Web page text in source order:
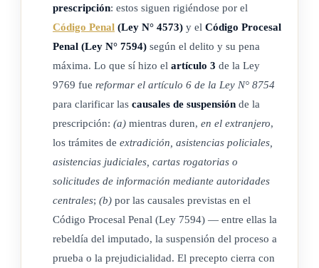
prescripción: estos siguen rigiéndose por el
Código Penal (Ley N° 4573) y el Código Procesal
Penal (Ley N° 7594) según el delito y su pena
máxima. Lo que sí hizo el artículo 3 de la Ley
9769 fue reformar el artículo 6 de la Ley N° 8754
para clarificar las causales de suspensión de la
prescripción: (a) mientras duren, en el extranjero,
los trámites de extradición, asistencias policiales,
asistencias judiciales, cartas rogatorias o
solicitudes de información mediante autoridades
centrales; (b) por las causales previstas en el
Código Procesal Penal (Ley 7594) — entre ellas la
rebeldía del imputado, la suspensión del proceso a
prueba o la prejudicialidad. El precepto cierra con